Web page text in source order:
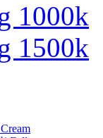
1000k
1500k